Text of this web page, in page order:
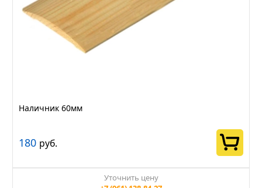
Наличник 60мм
180 руб.
Уточнить цену